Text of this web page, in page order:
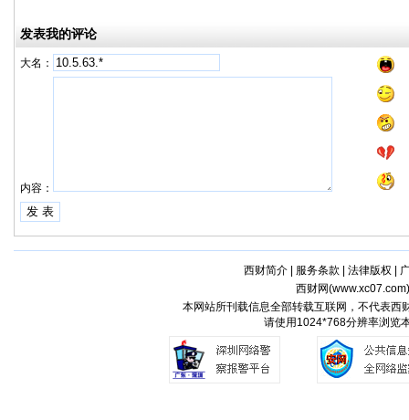
发表我的评论
大名：
内容：
西财简介| 服务条款 法律版权
西财网(www.xc07.com
本网站所刊载信息全部转载互联网，不代表
请使用1024*768分辨率浏览